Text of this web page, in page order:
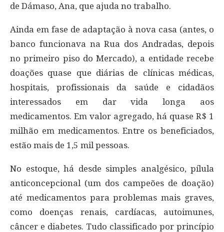
de Dámaso, Ana, que ajuda no trabalho.
Ainda em fase de adaptação à nova casa (antes, o
banco funcionava na Rua dos Andradas, depois
no primeiro piso do Mercado), a entidade recebe
doações quase que diárias de clínicas médicas,
hospitais, profissionais da saúde e cidadãos
interessados em dar vida longa aos
medicamentos. Em valor agregado, há quase R$ 1
milhão em medicamentos. Entre os beneficiados,
estão mais de 1,5 mil pessoas.
No estoque, há desde simples analgésico, pílula
anticoncepcional (um dos campeões de doação)
até medicamentos para problemas mais graves,
como doenças renais, cardíacas, autoimunes,
câncer e diabetes. Tudo classificado por princípio